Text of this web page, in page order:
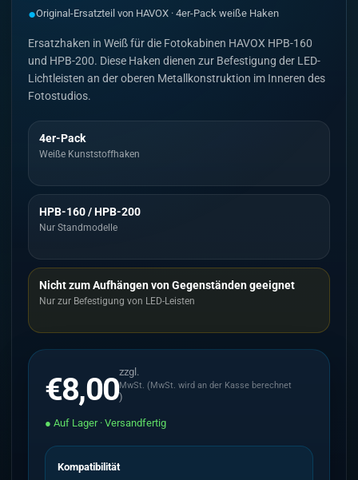
●Original-Ersatzteil von HAVOX · 4er-Pack weiße Haken
Ersatzhaken in Weiß für die Fotokabinen HAVOX HPB-160
und HPB-200. Diese Haken dienen zur Befestigung der LED-
Lichtleisten an der oberen Metallkonstruktion im Inneren des
Fotostudios.
4er-Pack
Weiße Kunststoffhaken
HPB-160 / HPB-200
Nur Standmodelle
Nicht zum Aufhängen von Gegenständen geeignet
Nur zur Befestigung von LED-Leisten
€8,00zzgl.
MwSt. (MwSt. wird an der Kasse berechnet
)
● Auf Lager · Versandfertig
Kompatibilität